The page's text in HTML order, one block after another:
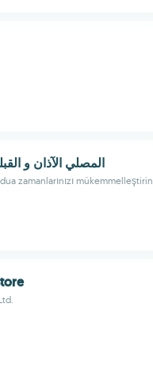
المصلي الآذان و
zamanlarınızı mükemmelleştirin